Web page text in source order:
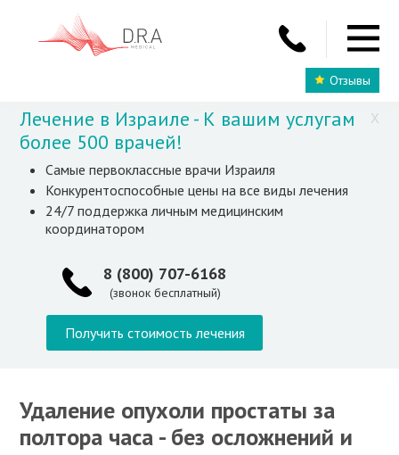
Отзывы
X
Лечение в Израиле - К вашим услугам
более 500 врачей!
Самые первоклассные врачи Израиля
Конкурентоспособные цены на все виды лечения
24/7 поддержка личным медицинским
координатором
8 (800) 707-6168
(звонок бесплатный)
Получить стоимость лечения
Удаление опухоли простаты за
полтора часа - без осложнений и